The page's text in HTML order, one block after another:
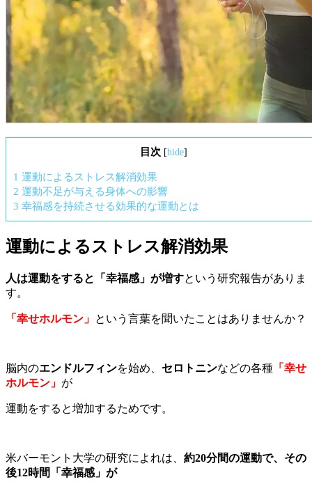
目次 [hide]
1 運動によるストレス解消効果
2 運動不足が与える身体への影響
3 幸福感を持続させる効果的な運動とは
運動によるストレス解消効果
人は運動をすると「幸福感」が増すという研究報告がありま
す。
「幸せホルモン」 という言葉を聞いたことはありませんか？
脳内のエンドルフィンを始め、 セロトニンなどの各種 「幸せ
ホルモン」 が
運動をすると増加するためです。
米バーモント大学の研究によれは、 約20分間の運動で、その
後12時間「幸福感」が